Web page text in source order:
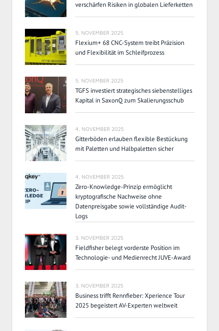
verschärfen Risiken in globalen Lieferketten
5. NOVEMBER 2025
Flexium+ 68 CNC-System treibt Präzision
und Flexibilität im Schleifprozess
5. NOVEMBER 2025
TGFS investiert strategisches siebenstelliges
Kapital in SaxonQ zum Skalierungsschub
4. NOVEMBER 2025
Gitterböden erlauben flexible Bestückung
mit Paletten und Halbpaletten sicher
4. NOVEMBER 2025
Zero-Knowledge-Prinzip ermöglicht
kryptografische Nachweise ohne
Datenpreisgabe sowie vollständige Audit-
Logs
3. NOVEMBER 2025
Fieldfisher belegt vorderste Position im
Technologie- und Medienrecht JUVE-Award
3. NOVEMBER 2025
Business trifft Rennfieber: Xperience Tour
2025 begeistert AV-Experten weltweit